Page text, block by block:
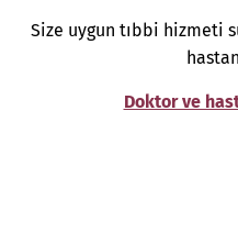
Size uygun tıbbi hizmeti
Doktor ve